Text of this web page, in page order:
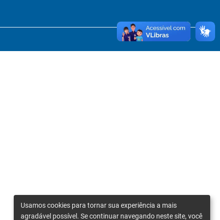
Usamos cookies para tornar sua experiência a mais
agradável possível. Se continuar navegando neste site, você